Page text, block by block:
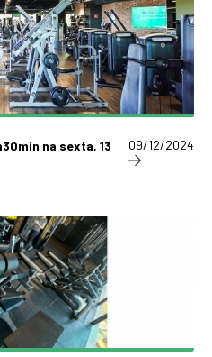
na sexta, 13
09/12/2024